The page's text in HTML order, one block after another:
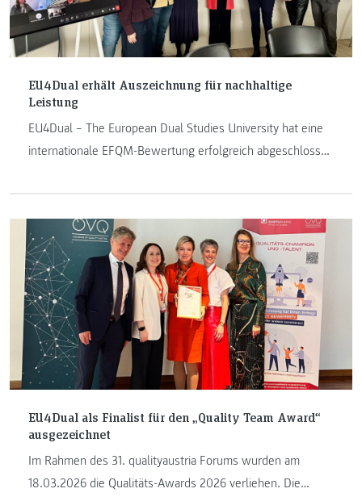
EU4Dual erhält Auszeichnung für nachhaltige
Leistung
EU4Dual – The European Dual Studies University hat eine
internationale EFQM-Bewertung erfolgreich abgeschlossen
EU4Dual als Finalist für den „Quality Team Award“
ausgezeichnet
Im Rahmen des 31. qualityaustria Forums wurden am
18.03.2026 die Qualitäts-Awards 2026 verliehen. Die